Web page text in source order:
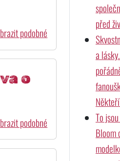
podobné
o
podobné
před
a
To
Bloom